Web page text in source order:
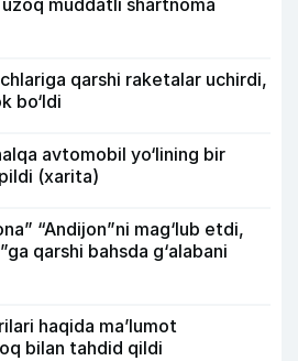
uzoq muddatli shartnoma
qarshi raketalar uchirdi,
bo‘ldi
avtomobil yo‘lining bir
(xarita)
“Andijon”ni mag‘lub etdi,
qarshi bahsda g‘alabani
haqida ma’lumot
bilan tahdid qildi